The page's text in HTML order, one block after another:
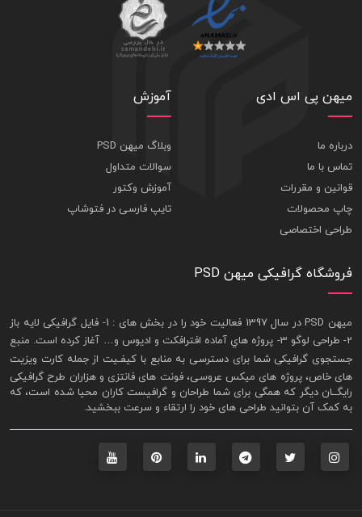
میهن پی اس ادی
درباره ما
تماس با ما
قوانین و مقررات
چاپ محصولات
طراحی اختصاصی
آموزش
وبلاگ میهن PSD
سوالات متداول
آموزش وکتور
تایپ فارسی در فتوشاپ
فروشگاه گرافیکی میهن PSD
ميهن PSD در سال 1397 فعاليت خود را در بخش های : 1-
فايل گرافيکی لايه باز
2- طراحی لوگو 3- پروژه هاي آماده افترافکت و اديوس و… آغاز کرده است. منبع
جستجوی گرافيکی شما برای دسترسی به منابع با کيفـيت از جملهکارت ويزيت
های خاص، پروژه های ميکس عروسی، فونت های فانتزی و هزاران طرح گرافیکی
رايگــان ديگر که همگی برای شما طراحان و گرافيست کاران محيا شده است، که
به کمک آن بتوانيد طراحی های خود را ارتقاء و سرعت ببخشيد.